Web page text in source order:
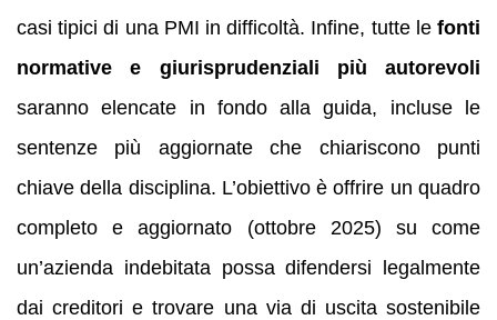
casi tipici di una PMI in difficoltà. Infine, tutte le fonti
normative e giurisprudenziali più autorevoli
saranno elencate in fondo alla guida, incluse le
sentenze più aggiornate che chiariscono punti
chiave della disciplina. L’obiettivo è offrire un quadro
completo e aggiornato (ottobre 2025) su come
un’azienda indebitata possa difendersi legalmente
dai creditori e trovare una via di uscita sostenibile